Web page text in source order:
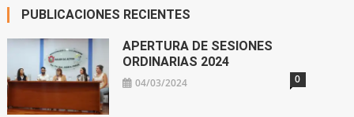
PUBLICACIONES RECIENTES
APERTURA DE SESIONES
ORDINARIAS 2024
04/03/2024 0